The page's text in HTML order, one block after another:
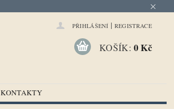
PŘIHLÁŠENÍ | REGISTRACE
KOŠÍK: 0 Kč
KONTAKTY